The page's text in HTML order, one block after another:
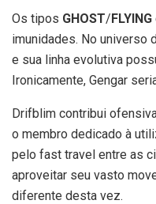
Os tipos GHOST/FLYING
imunidades. No universo
e sua linha evolutiva
Ironicamente, Gengar
Drifblim contribui
o membro dedicado à
pelo fast travel entre as
aproveitar seu vasto
diferente desta vez.